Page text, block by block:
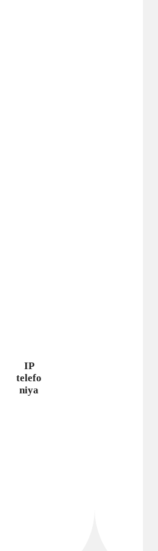
IP
telefo
niya